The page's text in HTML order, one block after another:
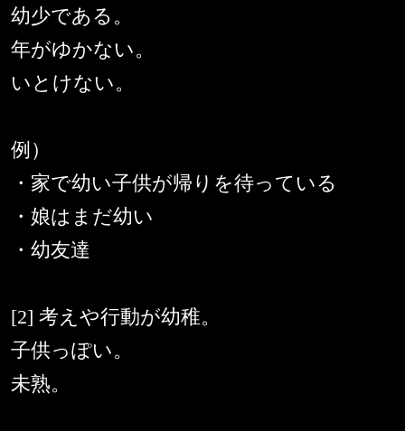
幼少である。
年がゆかない。
いとけない。
例）
・家で幼い子供が帰りを待っている
・娘はまだ幼い
・幼友達
[2] 考えや行動が幼稚。
子供っぽい。
未熟。